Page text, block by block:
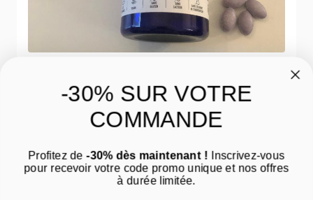
Mon avis
J’ai trouvé la biotine très efficace sur mes ongles,
cassants et poussent plus forts.
-30% SUR VOTRE
COMMANDE
Profitez de -30% dès maintenant ! Inscrivez-vous
pour recevoir votre code promo unique et nos offres
à durée limitée.